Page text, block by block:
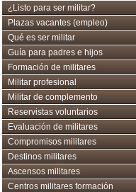
¿Listo para ser militar?
Plazas vacantes (empleo)
Qué es ser militar
Guía para padres e hijos
Formación de militares
Militar profesional
Militar de complemento
Reservistas voluntarios
Evaluación de militares
Compromisos militares
Destinos militares
Ascensos militares
Centros militares formación